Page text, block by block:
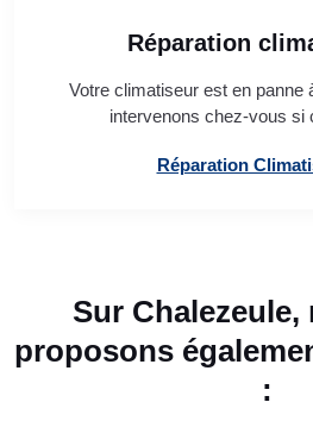
Réparation
Votre climatiseur est en panne
intervenons chez-vous si
Réparation
Sur
proposons
: